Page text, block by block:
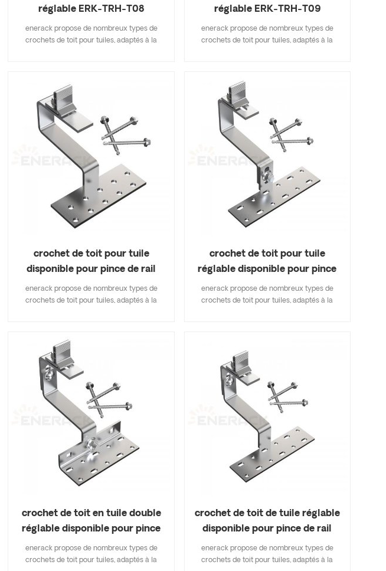
réglable ERK-TRH-T08
enerack propose de nombreux types de
crochets de toit pour tuiles, adaptés à la
principales spécifications vous permet
d'économiser sur les coûts d'inventaire,
rapide et facile à installer. enerack propose
une grande variété de crochets de toit
offrant aux clients des options.
personnalisées autorisées en fonction des
besoins du client pour répondre aux
exigences d'installation particulières.
réglable ERK-TRH-T09
enerack propose de nombreux types de
crochets de toit pour tuiles, adaptés à la
principales spécifications vous permet
d'économiser sur les coûts d'inventaire,
rapide et facile à installer. enerack propose
une grande variété de crochets de toit
offrant aux clients des options.
personnalisées autorisées en fonction des
besoins du client pour répondre aux
exigences d'installation particulières.
crochet de toit pour tuile
disponible pour pince de rail
ERK-TRH-T11
enerack propose de nombreux types de
crochets de toit pour tuiles, adaptés à la
principales spécifications vous permet
d'économiser sur les coûts d'inventaire,
rapide et facile à installer. enerack propose
une grande variété de crochets de toit
offrant aux clients des options.
personnalisées autorisées en fonction des
besoins du client pour répondre aux
exigences d'installation particulières.
crochet de toit pour tuile
réglable disponible pour pince
de rail ERK-TRH-T12
enerack propose de nombreux types de
crochets de toit pour tuiles, adaptés à la
d'économiser sur les coûts d'inventaire,
rapide et facile à installer. enerack propose
une grande variété de crochets de toit
offrant aux clients des options.
personnalisées autorisées en fonction des
besoins du client pour répondre aux
exigences d'installation particulières.
crochet de toit en tuile double
réglable disponible pour pince
de rail ERK-TRH-T14
enerack propose de nombreux types de
crochets de toit pour tuiles, adaptés à la
crochet de toit de tuile réglable
disponible pour pince de rail
ERK-TRH-T15
enerack propose de nombreux types de
crochets de toit pour tuiles, adaptés à la